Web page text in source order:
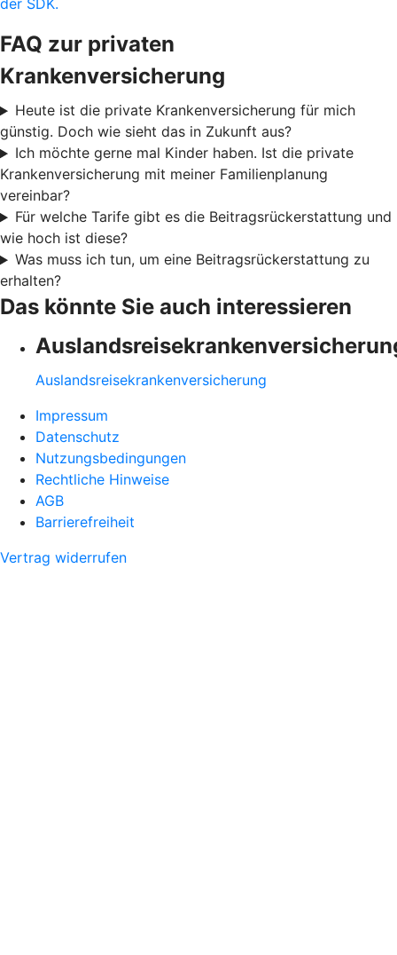
der SDK.
FAQ zur privaten
Krankenversicherung
Heute ist die private Krankenversicherung für mich
günstig. Doch wie sieht das in Zukunft aus?
Ich möchte gerne mal Kinder haben. Ist die private
Krankenversicherung mit meiner Familienplanung
vereinbar?
Für welche Tarife gibt es die Beitragsrückerstattung und
wie hoch ist diese?
Was muss ich tun, um eine Beitragsrückerstattung zu
erhalten?
Das könnte Sie auch interessieren
Auslandsreisekrankenversicherung
Impressum
Datenschutz
Nutzungsbedingungen
Rechtliche Hinweise
AGB
Barrierefreiheit
Vertrag widerrufen